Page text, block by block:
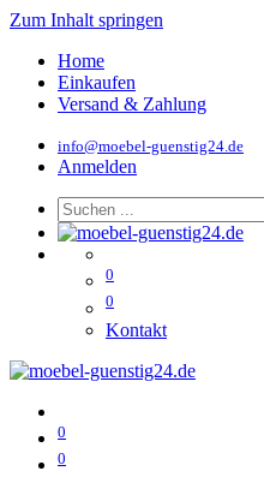
Zum Inhalt springen
Home
Einkaufen
Versand & Zahlung
info@moebel-guenstig24.de
Anmelden
0
0
Kontakt
0
0